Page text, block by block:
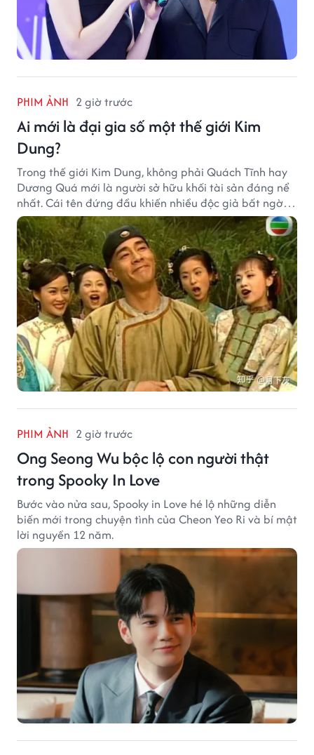
PHIM ẢNH 2 giờ trước
Ai mới là đại gia số một thế giới Kim
Dung?
Trong thế giới Kim Dung, không phải Quách Tĩnh hay
Dương Quá mới là người sở hữu khối tài sản đáng nể
nhất. Cái tên đứng đầu khiến nhiều độc giả bất ngờ
bởi xuất thân của nhân vật này hoàn toàn không
giống một đại hiệp.
PHIM ẢNH 2 giờ trước
Ong Seong Wu bộc lộ con người thật
trong Spooky In Love
Bước vào nửa sau, Spooky in Love hé lộ những diễn
biến mới trong chuyện tình của Cheon Yeo Ri và bí mật
lời nguyền 12 năm.